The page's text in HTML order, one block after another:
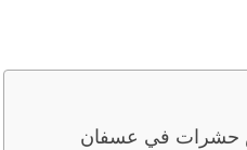
حشرات في عسفان